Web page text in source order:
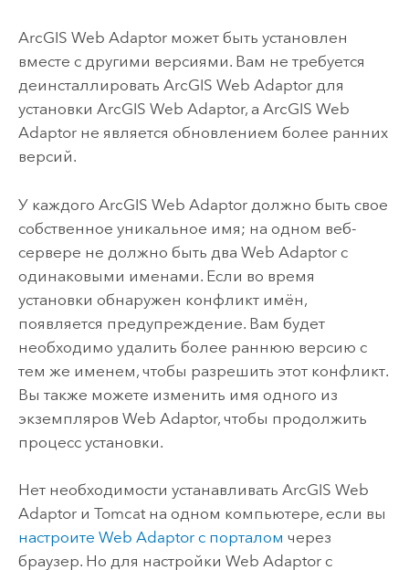
ArcGIS Web Adaptorможет быть установлен
вместе с другими версиями. Вам не требуется
деинсталлировать ArcGIS Web Adaptorдля
установки ArcGIS Web Adaptor, а ArcGIS Web
Adaptorне является обновлением более ранних
версий.
У каждого ArcGIS Web Adaptorдолжно быть свое
собственное уникальное имя; на одном веб-
сервере не должно быть два Web Adaptor с
одинаковыми именами. Если во время
установки обнаружен конфликт имён,
появляется предупреждение. Вам будет
необходимо удалить более раннюю версию с
тем же именем, чтобы разрешить этот конфликт.
Вы также можете изменить имя одного из
экземпляров Web Adaptor, чтобы продолжить
процесс установки.
Нет необходимости устанавливать ArcGIS Web
Adaptorи Tomcat на одном компьютере, если вы
настроите Web Adaptor с порталом через
браузер. Но для настройки Web Adaptor с